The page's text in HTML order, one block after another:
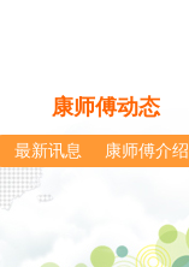
康师傅动态
最新讯息 康师傅介绍